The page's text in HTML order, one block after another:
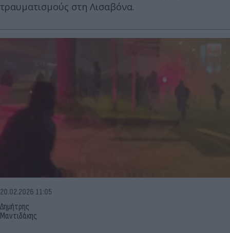
τραυματισμούς στη Λισαβόνα.
Δημήτρης
Μαντιδάκης
20.02.2026 11:05